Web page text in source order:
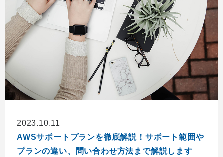
2023.10.11
AWSサポートプランを徹底解説！サポート範囲や
プランの違い、問い合わせ方法まで解説します